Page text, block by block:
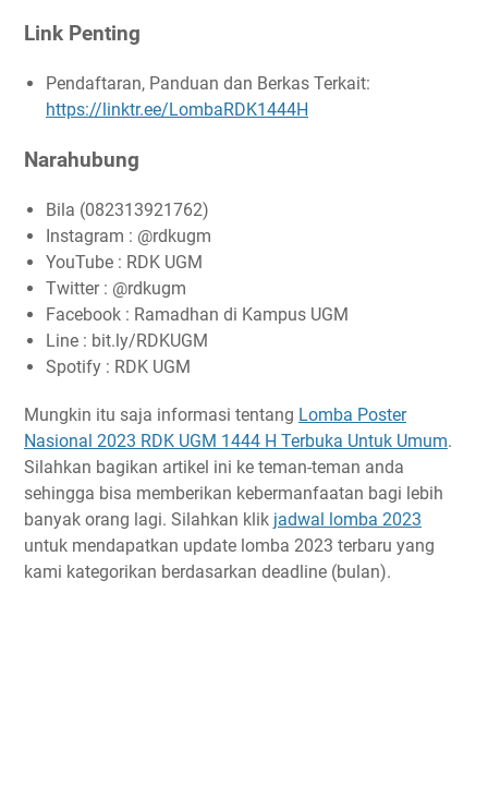
Link Penting
Pendaftaran, Panduan dan Berkas Terkait:
https://linktr.ee/LombaRDK1444H
Narahubung
Bila (082313921762)
Instagram : @rdkugm⁣
YouTube : RDK UGM
Twitter : @rdkugm⁣
Facebook : Ramadhan di Kampus UGM
Line : bit.ly/RDKUGM⁣
Spotify : RDK UGM
Mungkin itu saja informasi tentang Lomba Poster
Nasional 2023 RDK UGM 1444 H Terbuka Untuk Umum.
Silahkan bagikan artikel ini ke teman-teman anda
sehingga bisa memberikan kebermanfaatan bagi lebih
banyak orang lagi. Silahkan klik jadwal lomba 2023
untuk mendapatkan update lomba 2023 terbaru yang
kami kategorikan berdasarkan deadline (bulan).